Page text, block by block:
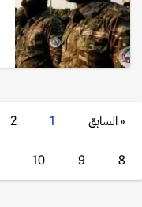
« السابق 1
2
8
9
10